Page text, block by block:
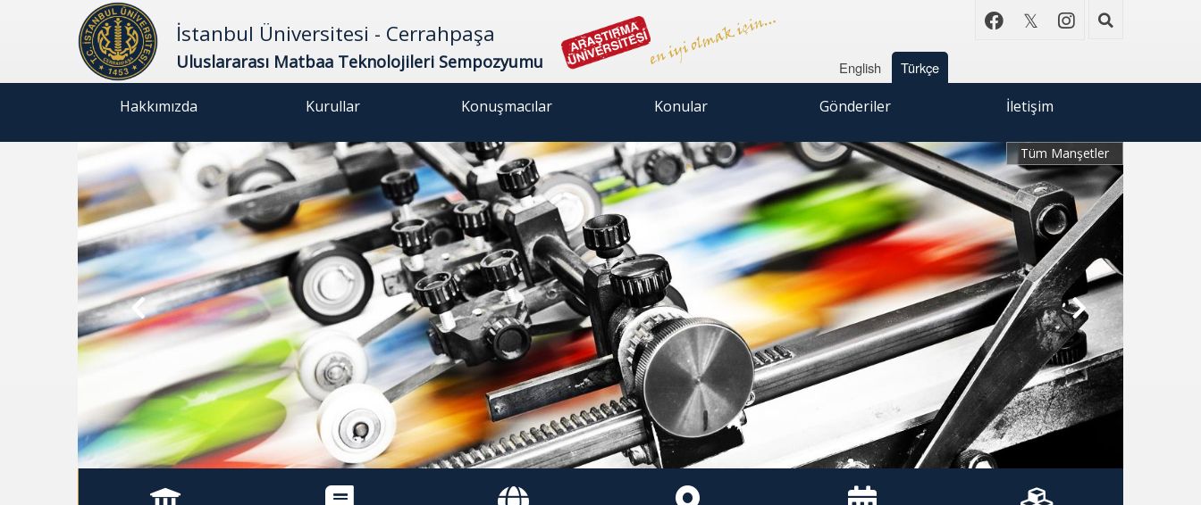
İstanbul Üniversitesi - Cerrahpaşa
Uluslararası Matbaa Teknolojileri Sempozyumu English Türkçe
Hakkımızda Kurullar Konuşmacılar Konular Gönderiler İletişim
Tüm Manşetler